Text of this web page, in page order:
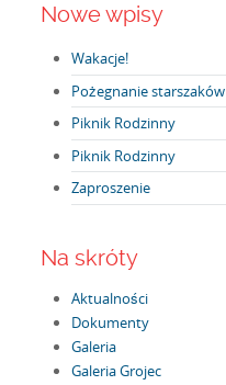
Nowe wpisy
Wakacje!
Pożegnanie starszaków
Piknik Rodzinny
Piknik Rodzinny
Zaproszenie
Na skróty
Aktualności
Dokumenty
Galeria
Galeria Grojec